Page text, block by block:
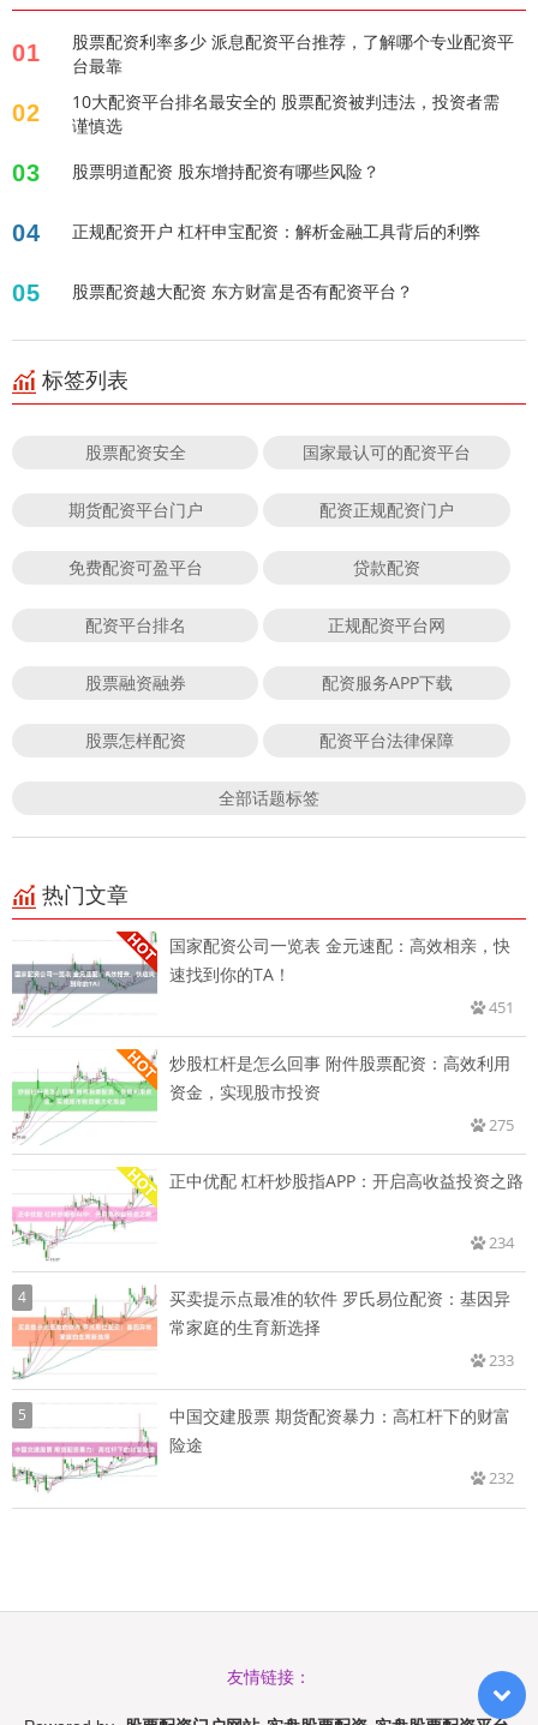
01
股票配资利率多少 派息配资平台推荐，了解哪个专业配资平
台最靠
02
10大配资平台排名最安全的 股票配资被判违法，投资者需
谨慎选
03 股票明道配资 股东增持配资有哪些风险？
04 正规配资开户 杠杆申宝配资：解析金融工具背后的利弊
05 股票配资越大配资 东方财富是否有配资平台？
标签列表
股票配资安全 国家最认可的配资平台
期货配资平台门户 配资正规配资门户
免费配资可盈平台 贷款配资
配资平台排名 正规配资平台网
股票融资融券 配资服务APP下载
股票怎样配资 配资平台法律保障
全部话题标签
热门文章
国家配资公司一览表 金元速配：高效相亲，快
速找到你的TA！
451
炒股杠杆是怎么回事 附件股票配资：高效利用
资金，实现股市投资
275
正中优配 杠杆炒股指APP：开启高收益投资之路
234
4
买卖提示点最准的软件 罗氏易位配资：基因异
常家庭的生育新选择
233
5
中国交建股票 期货配资暴力：高杠杆下的财富
险途
232
友情链接：